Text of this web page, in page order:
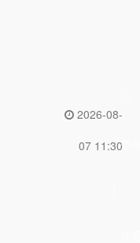
登
2026-08-
07 11:30